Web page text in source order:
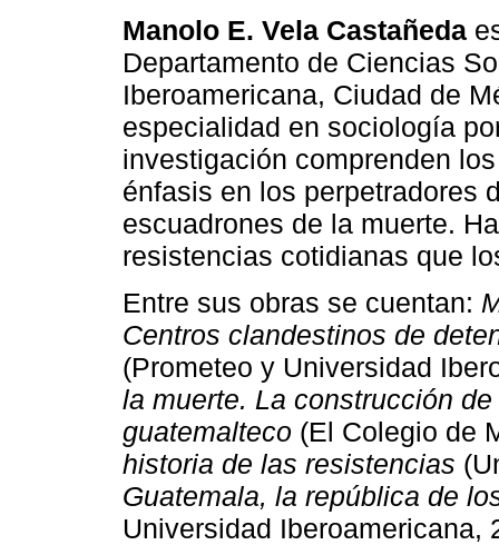
Manolo E. Vela Castañeda
Departa­mento de Ciencias
Iberoamericana, Ciudad de
especialidad en sociología
investigación comprenden
énfasis en los perpetradores
escuadrones de la muerte.
resistencias cotidianas que
Entre sus obras se cuentan:
Centros clandestinos de
(Prometeo y Universidad
la muerte. La construcción
guatemalteco (El Colegio de
historia de las resistencias
Guatemala, la república de
Universidad Iberoamericana,